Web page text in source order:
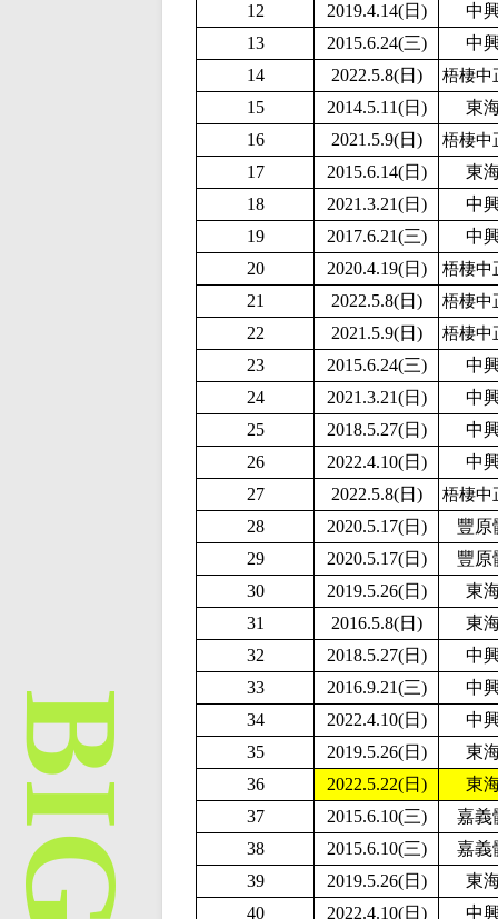
12 2019.4.14(日)
中
13
2015.6.24(三)
中
14
2022.5.8(日) 梧棲中
15 2014.5.11(日)
東
16
2021.5.9(日) 梧棲中
17 2015.6.14(日)
東
18
2021.3.21(日)
中
19
2017.6.21(三)
中
20
2020.4.19(日) 梧棲中
21 2022.5.8(日) 梧棲中
22 2021.5.9(日) 梧棲中
23 2015.6.24(三)
中
24
2021.3.21(日)
中
25
2018.5.27(日)
中
26
2022.4.10(日)
中
27
2022.5.8(日) 梧棲中
28 2020.5.17(日)
豐原
29
2020.5.17(日)
豐原
30
2019.5.26(日)
東
31
2016.5.8(日)
東
32
2018.5.27(日)
中
33
2016.9.21(三)
中
34
2022.4.10(日)
中
35
2019.5.26(日)
東
36
2022.5.22(日)
東
37
2015.6.10(三)
嘉義
38
2015.6.10(三)
嘉義
39
2019.5.26(日)
東
40
2022.4.10(日)
中